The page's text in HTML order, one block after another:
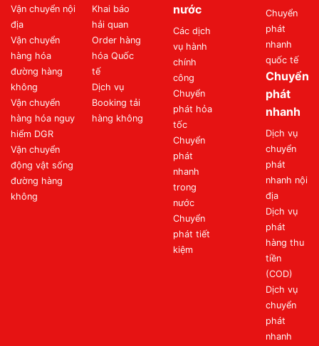
Vận chuyển nội
địa
Vận chuyển
hàng hóa
đường hàng
không
Vận chuyển
hàng hóa nguy
hiểm DGR
Vận chuyển
động vật sống
đường hàng
không
Khai báo
hải quan
Order hàng
hóa Quốc
tế
Dịch vụ
Booking tải
hàng không
nước
Các dịch
vụ hành
chính
công
Chuyển
phát hỏa
tốc
Chuyển
phát
nhanh
trong
nước
Chuyển
phát tiết
kiệm
Chuyển
phát
nhanh
quốc tế
Chuyển
phát
nhanh
Dịch vụ
chuyển
phát
nhanh nội
địa
Dịch vụ
phát
hàng thu
tiền
(COD)
Dịch vụ
chuyển
phát
nhanh